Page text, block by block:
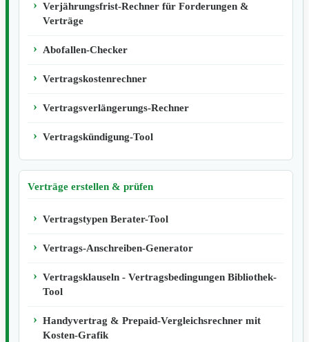
Verjährungsfrist-Rechner für Forderungen &
Verträge
Abofallen-Checker
Vertragskostenrechner
Vertragsverlängerungs-Rechner
Vertragskündigung-Tool
Verträge erstellen & prüfen
Vertragstypen Berater-Tool
Vertrags-Anschreiben-Generator
Vertragsklauseln - Vertragsbedingungen Bibliothek-
Tool
Handyvertrag & Prepaid-Vergleichsrechner mit
Kosten-Grafik